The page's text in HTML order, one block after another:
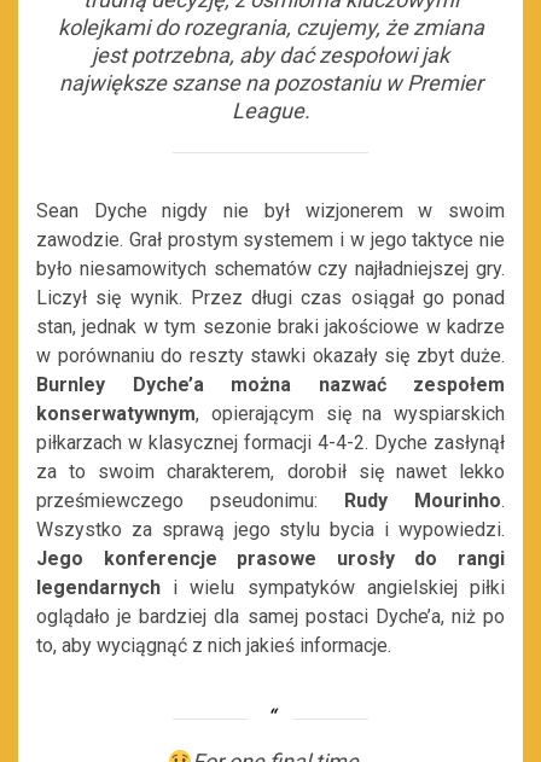
kolejkami do rozegrania, czujemy, że zmiana
jest potrzebna, aby dać zespołowi jak
największe szanse na pozostaniu w Premier
League.
Sean Dyche nigdy nie był wizjonerem w swoim
zawodzie. Grał prostym systemem i w jego taktyce nie
było niesamowitych schematów czy najładniejszej gry.
Liczył się wynik. Przez długi czas osiągał go ponad
stan, jednak w tym sezonie braki jakościowe w kadrze
w porównaniu do reszty stawki okazały się zbyt duże.
Burnley Dyche’a można nazwać zespołem
konserwatywnym, opierającym się na wyspiarskich
piłkarzach w klasycznej formacji 4-4-2. Dyche zasłynął
za to swoim charakterem, dorobił się nawet lekko
prześmiewczego pseudonimu:
Rudy Mourinho.
Wszystko za sprawą jego stylu bycia i wypowiedzi.
Jego konferencje prasowe urosły do rangi
legendarnych i wielu sympatyków angielskiej piłki
oglądało je bardziej dla samej postaci Dyche’a, niż po
to, aby wyciągnąć z nich jakieś informacje.